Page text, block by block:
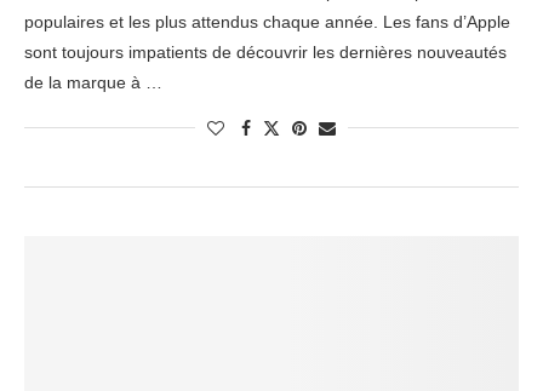
populaires et les plus attendus chaque année. Les fans d’Apple
sont toujours impatients de découvrir les dernières nouveautés
de la marque à …